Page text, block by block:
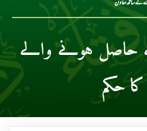
کے ساتھ تعاون
ہونے والے
حکم